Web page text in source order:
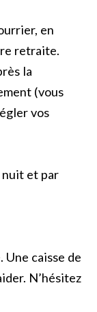
en
retraite.
la
(vous
vos
nuit et par
Une caisse de
N’hésitez